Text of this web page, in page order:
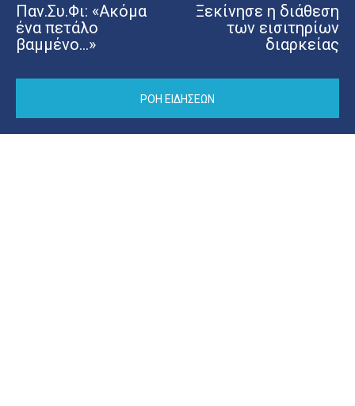
Παν.Συ.Φι: «Ακόμα
ένα πετάλο
βαμμένο…»
Ξεκίνησε η διάθεση
των εισιτηρίων
διαρκείας
ΡΟΗ ΕΙΔΗΣΕΩΝ